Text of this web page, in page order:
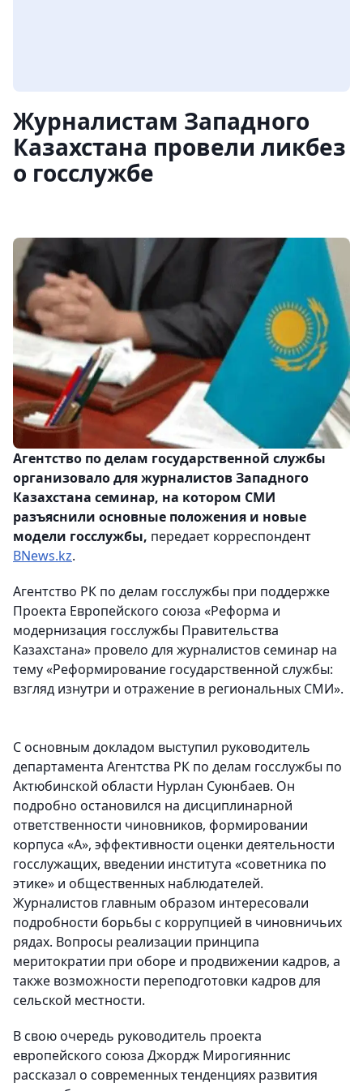
Журналистам Западного
Казахстана провели ликбез
о госслужбе
Агентство по делам государственной службы
организовало для журналистов Западного
Казахстана семинар, на котором СМИ
разъяснили основные положения и новые
модели госслужбы, передает корреспондент
BNews.kz.
Агентство РК по делам госслужбы при поддержке
Проекта Европейского союза «Реформа и
модернизация госслужбы Правительства
Казахстана» провело для журналистов семинар на
тему «Реформирование государственной службы:
взгляд изнутри и отражение в региональных СМИ».
С основным докладом выступил руководитель
департамента Агентства РК по делам госслужбы по
Актюбинской области Нурлан Суюнбаев. Он
подробно остановился на дисциплинарной
ответственности чиновников, формировании
корпуса «А», эффективности оценки деятельности
госслужащих, введении института «советника по
этике» и общественных наблюдателей.
Журналистов главным образом интересовали
подробности борьбы с коррупцией в чиновничьих
рядах. Вопросы реализации принципа
меритократии при оборе и продвижении кадров, а
также возможности переподготовки кадров для
сельской местности.
В свою очередь руководитель проекта
европейского союза Джордж Мирогияннис
рассказал о современных тенденциях развития